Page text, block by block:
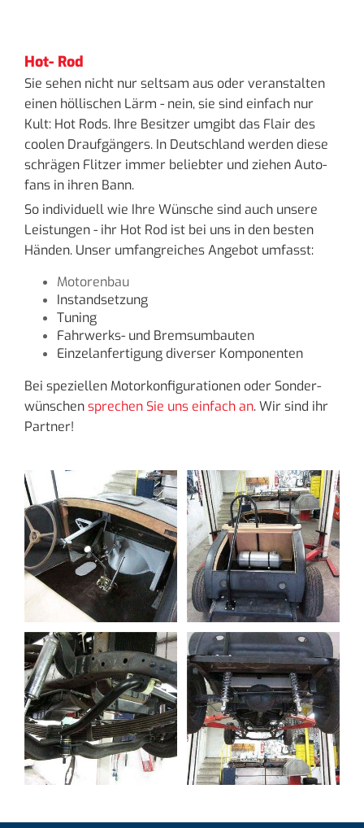
Hot- Rod
Sie sehen nicht nur selt­sam aus oder ver­an­stal­ten
einen höl­li­schen Lärm - nein, sie sind ein­fach nur
Kult: Hot Rods. Ihre Be­sit­zer um­gibt das Flair des
coo­len Drauf­gän­gers. In Deutsch­land wer­den diese
schrä­gen Flit­zer immer be­lieb­ter und zie­hen Au­to­
fans in ihren Bann.
So in­di­vi­du­ell wie Ihre Wün­sche sind auch un­se­re
Leis­tun­gen - ihr Hot Rod ist bei uns in den bes­ten
Hän­den. Unser um­fang­rei­ches An­ge­bot um­fasst:
Motorenbau
Instandsetzung
Tuning
Fahrwerks- und Bremsumbauten
Einzelanfertigung diverser Komponenten
Bei spe­zi­el­len Mo­tor­kon­fi­gu­ra­tio­nen oder Son­der­
wün­schenspre­chen Sie uns ein­fach an. Wir sind ihr
Part­ner!